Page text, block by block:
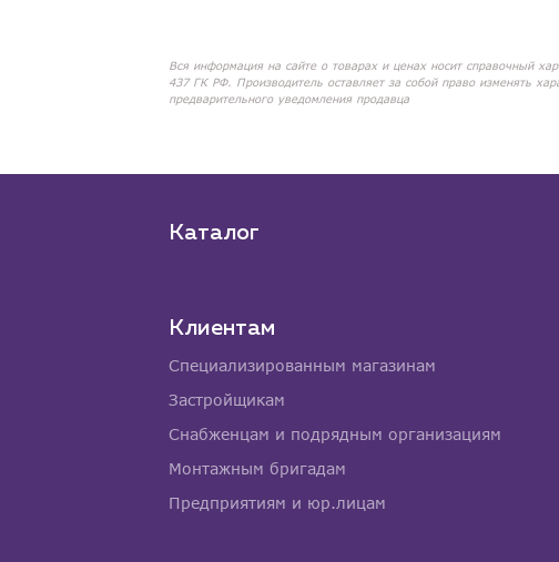
Вся информация на сайте о товарах и ценах носит справочный
437 ГК РФ. Производитель оставляет за собой право изменять
предварительного уведомления продавца
Каталог
Клиентам
Специализированным магазинам
Застройщикам
Снабженцам и подрядным организациям
Монтажным бригадам
Предприятиям и юр.лицам